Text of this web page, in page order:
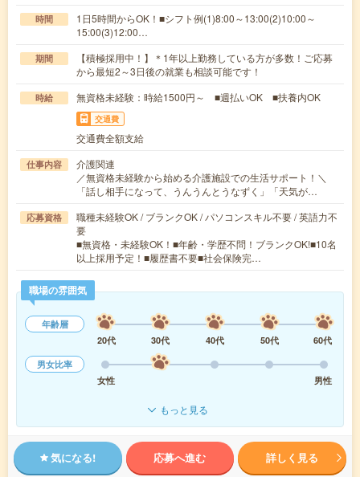
時間
1日5時間からOK！■シフト例(1)8:00～13:00(2)10:00～
15:00(3)12:00…
期間
【積極採用中！】＊1年以上勤務している方が多数！ご応募
から最短2～3日後の就業も相談可能です！
時給 無資格未経験：時給1500円～ ■週払いOK ■扶養内OK
交通費
交通費全額支給
仕事内容
介護関連
／無資格未経験から始める介護施設での生活サポート！＼
「話し相手になって、うんうんとうなずく」「天気が…
応募資格
職種未経験OK / ブランクOK / パソコンスキル不要 / 英語力不
要
■無資格・未経験OK！■年齢・学歴不問！ブランクOK!■10名
以上採用予定！■履歴書不要■社会保険完…
職場の雰囲気
年齢層
20代
30代 40代 50代
60代
男女比率
女性
男性
もっと見る
気になる! 応募へ進む 詳しく見る